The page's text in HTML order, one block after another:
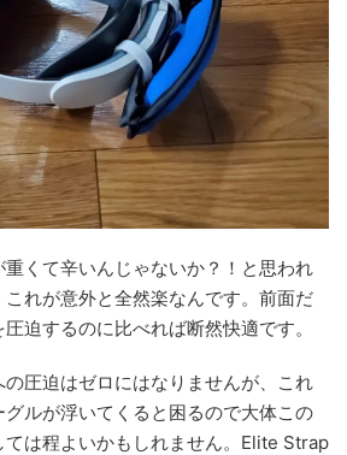
くて辛いんじゃないか？！と思われ
れが意外と全然楽なんです。前面だ
迫するのに比べれば断然快適です。
圧迫はゼロにはなりませんが、これ
ルが浮いてくると困るので大体この
ては程よいかもしれません。Elite Strap